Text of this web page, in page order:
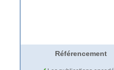
Référencement